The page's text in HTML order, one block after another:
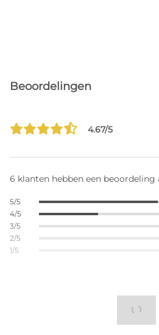
Beoordelingen
4.67/5
6 klanten hebben een
5/5
4/5
3/5
2/5
1/5